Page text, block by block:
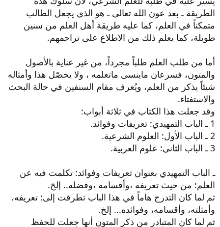
الطريقة ـ بعد عون الله تعالى ـ هو الذي يجعل الطالب
متمكناً في العلم، كما عليه طريقة أهل العلم من سنين
طويلة، كما يعلم ذلك من الاطلاع على تراجمهم.
أما من طلب العلم طلباً مجرداً، من غير عناية بالأصول
والمتون، فسرعان ماينسى ماتعلمه ، ولا يحصّل هذا وأمثاله
شيئاً يذكر من العلم، ويُعرف مقام السنفين في حالة البحث
والاستفتاء.
وقد جعلت هذا الكتاب في ثلاثة أبواب:
1 ـ الباب التمهيدي: تعريفات وفوائد.
2 ـ الباب الأول: العلوم الشرعية.
3 ـ الباب الثاني: علوم العربية.
ـ الباب التمهيدي بعنوان تعريفات وفوائد: تكلمت فيه عن
العلم: من حيث تعريفه ،وأقسامه ،وفضله.. إلخ.
ثم لما كان التدرج هاماً في هذا الباب تطرقت إلى: تعريفه،
وأمثلته، وأقسامه، وفوائده... إلخ.
ثم لما كان المتبادر من ذكر المتون أنها جعلت للحفظ